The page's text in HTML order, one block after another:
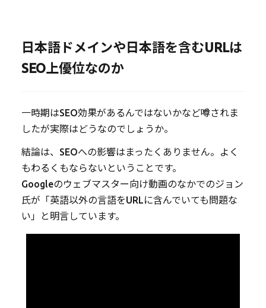
日本語ドメインや日本語を含むURLは
SEO上優位なのか
一時期はSEO効果があるんではないかなど噂されま
したが実際はどうなのでしょうか。
結論は、SEOへの影響はまったくありません。よく
もわるくもならないということです。
Googleのウェブマスター向け動画のなかでのジョン
氏が「英語以外の言語をURLに含んでいても問題な
い」と明言しています。